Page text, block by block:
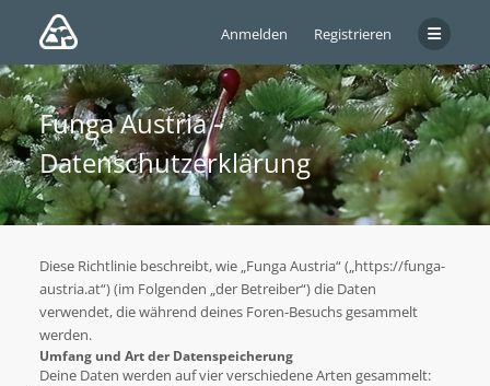
Anmelden Registrieren
Funga Austria -
Datenschutzerklärung
Diese Richtlinie beschreibt, wie „Funga Austria“ („https://funga-
austria.at“) (im Folgenden „der Betreiber“) die Daten
verwendet, die während deines Foren-Besuchs gesammelt
werden.
Umfang und Art der Datenspeicherung
Deine Daten werden auf vier verschiedene Arten gesammelt: